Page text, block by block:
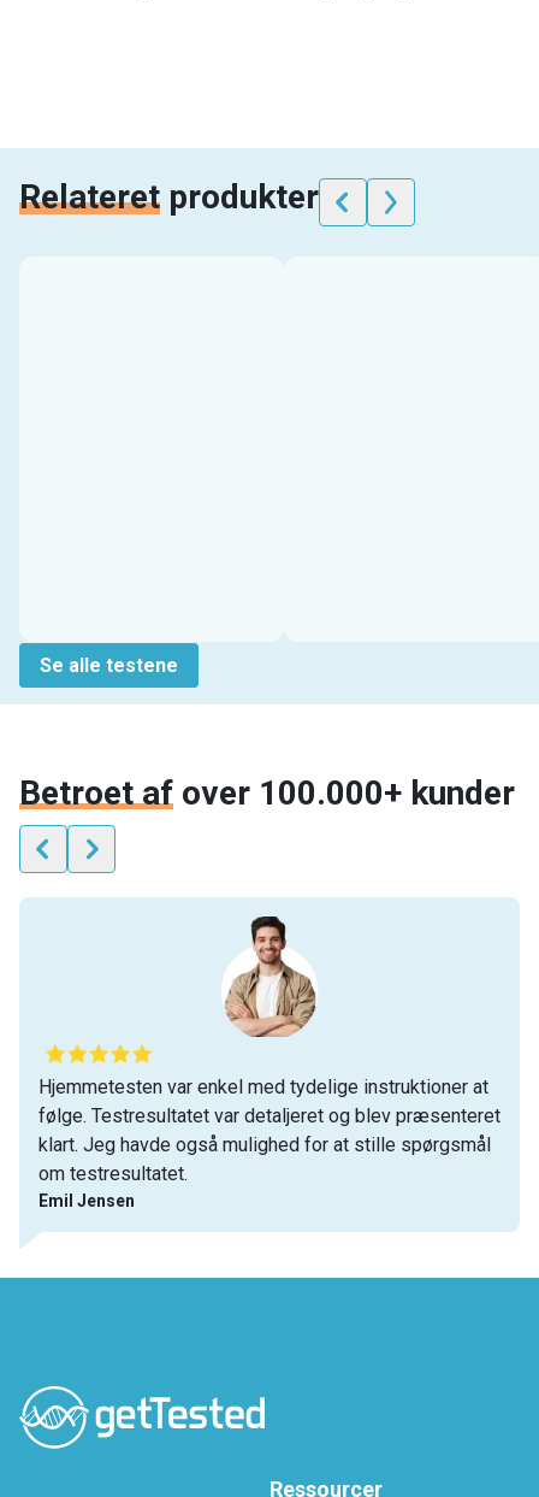
Relateret produkter
Se alle testene
Betroet af over 100.000+ kunder
Hjemmetesten var enkel med tydelige instruktioner at
følge. Testresultatet var detaljeret og blev præsenteret
klart. Jeg havde også mulighed for at stille spørgsmål
om testresultatet.
Emil Jensen
Ressourcer